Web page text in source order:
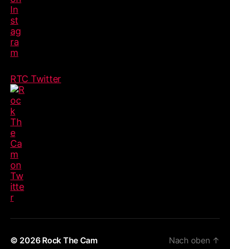
RTC Twitter
© 2026 Rock The Cam Nach oben ↑